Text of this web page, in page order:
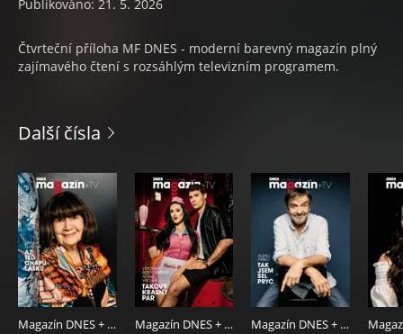
Publikováno: 21. 5. 2026
Čtvrteční příloha MF DNES - moderní barevný magazín plný
zajímavého čtení s rozsáhlým televizním programem.
Další čísla
Magazín DNES + TV 6.8.2026 Magazín DNES + TV 30.7.2026 Magazín DNES + TV 23.7.2026